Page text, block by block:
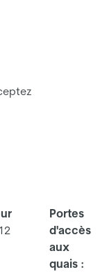
12
Portes
d'accès
aux
quais :